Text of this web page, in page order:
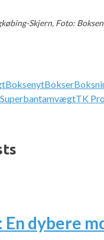
Skjern, Foto:
BoksenytBokser
SuperbantamvægtTK
En dybere